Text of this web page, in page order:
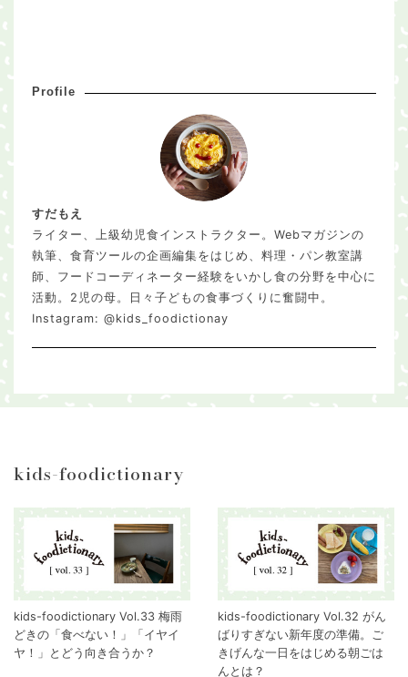
Profile
すだもえ
ライター、上級幼児食インストラクター。Webマガジンの
執筆、食育ツールの企画編集をはじめ、料理・パン教室講
師、フードコーディネーター経験をいかし食の分野を中心に
活動。2児の母。日々子どもの食事づくりに奮闘中。
Instagram: @kids_foodictionay
kids-foodictionary
kids-foodictionary Vol.33 梅雨
どきの「食べない！」「イヤイ
ヤ！」とどう向き合うか？
kids-foodictionary Vol.32 がん
ばりすぎない新年度の準備。ご
きげんな一日をはじめる朝ごは
んとは？